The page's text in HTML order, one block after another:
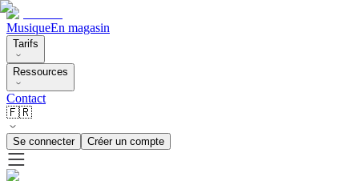
MusiqueEn magasin
Tarifs
Ressources
Contact
🇫🇷
Se connecter Créer un compte